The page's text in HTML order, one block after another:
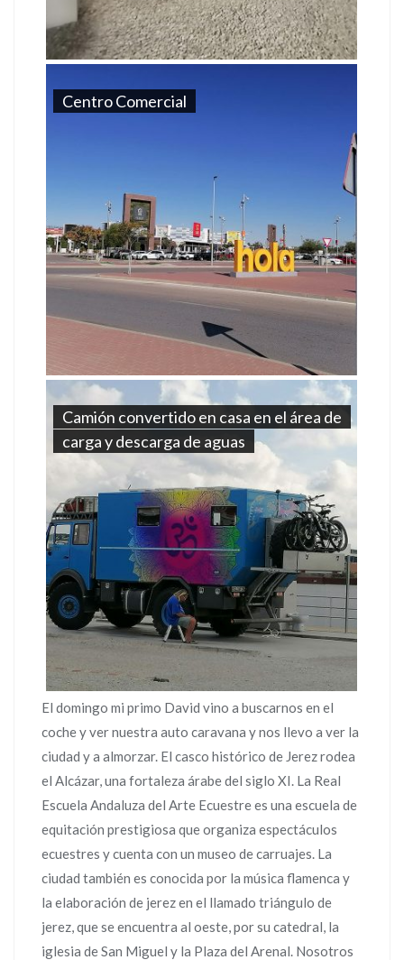
Centro Comercial
Camión convertido en casa en el área de
carga y descarga de aguas
El domingo mi primo David vino a buscarnos en el
coche y ver nuestra auto caravana y nos llevo a ver la
ciudad y a almorzar. El casco histórico de Jerez rodea
el Alcázar, una fortaleza árabe del siglo XI. La Real
Escuela Andaluza del Arte Ecuestre es una escuela de
equitación prestigiosa que organiza espectáculos
ecuestres y cuenta con un museo de carruajes. La
ciudad también es conocida por la música flamenca y
la elaboración de jerez en el llamado triángulo de
jerez, que se encuentra al oeste, por su catedral, la
iglesia de San Miguel y la Plaza del Arenal. Nosotros